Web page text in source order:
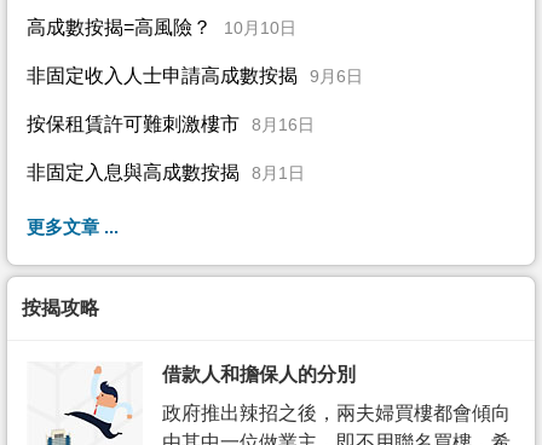
高成數按揭=高風險？ 10月10日
非固定收入人士申請高成數按揭 9月6日
按保租賃許可難刺激樓市 8月16日
非固定入息與高成數按揭 8月1日
更多文章 ...
按揭攻略
借款人和擔保人的分別
政府推出辣招之後，兩夫婦買樓都會傾向